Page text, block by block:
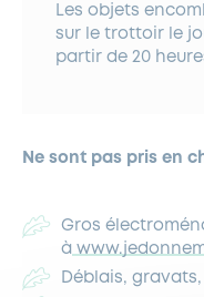
Les objets
sur le trottoir le
partir de 20
Ne sont pas pris en
Gros
à
Déblais,